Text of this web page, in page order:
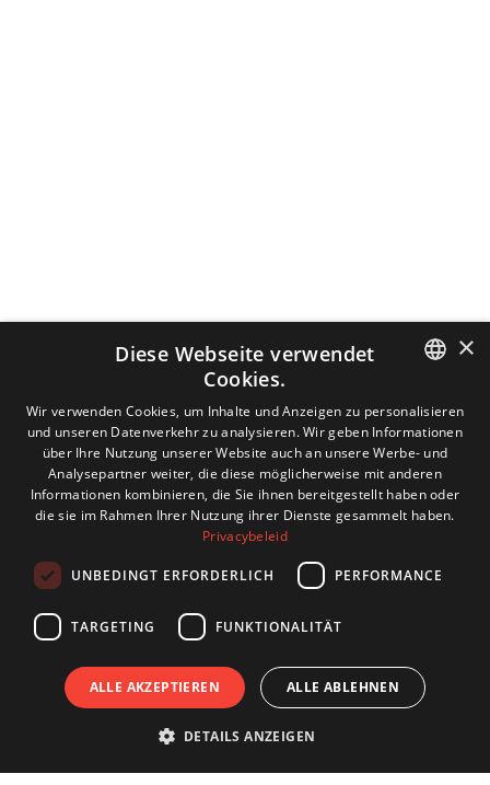
DUTCH
GERMAN
FRENCH
×
Diese Webseite verwendet
Cookies.
Wir verwenden Cookies, um Inhalte und Anzeigen zu personalisieren
und unseren Datenverkehr zu analysieren. Wir geben Informationen
über Ihre Nutzung unserer Website auch an unsere Werbe- und
Analysepartner weiter, die diese möglicherweise mit anderen
Informationen kombinieren, die Sie ihnen bereitgestellt haben oder
die sie im Rahmen Ihrer Nutzung ihrer Dienste gesammelt haben.
Privacybeleid
UNBEDINGT ERFORDERLICH PERFORMANCE
TARGETING FUNKTIONALITÄT
ALLE AKZEPTIEREN ALLE ABLEHNEN
DETAILS ANZEIGEN